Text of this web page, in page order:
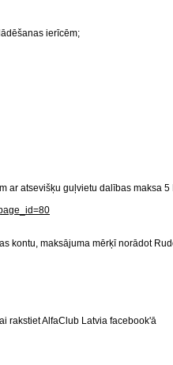
ierīcēm;
ar atsevišķu guļvietu dalības maksa 5
kontu, maksājuma mērķī norādot
rakstiet AlfaClub Latvia facebook'ā